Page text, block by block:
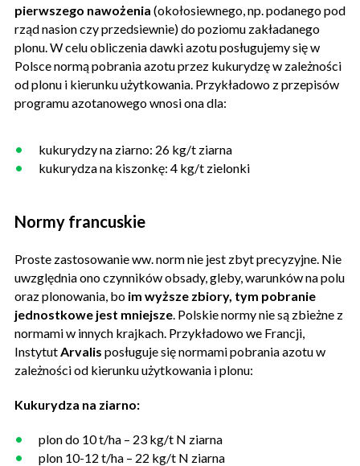
pierwszego nawożenia (okołosiewnego, np. podanego pod
rząd nasion czy przedsiewnie) do poziomu zakładanego
plonu. W celu obliczenia dawki azotu posługujemy się w
Polsce normą pobrania azotu przez kukurydzę w zależności
od plonu i kierunku użytkowania. Przykładowo z przepisów
programu azotanowego wnosi ona dla:
kukurydzy na ziarno: 26 kg/t ziarna
kukurydza na kiszonkę: 4 kg/t zielonki
Normy francuskie
Proste zastosowanie ww. norm nie jest zbyt precyzyjne. Nie
uwzględnia ono czynników obsady, gleby, warunków na polu
oraz plonowania, bo im wyższe zbiory, tym pobranie
jednostkowe jest mniejsze . Polskie normy nie są zbieżne z
normami w innych krajkach. Przykładowo we Francji,
Instytut Arvalis posługuje się normami pobrania azotu w
zależności od kierunku użytkowania i plonu:
Kukurydza na ziarno:
plon do 10 t/ha – 23 kg/t N ziarna
plon 10-12 t/ha – 22 kg/t N ziarna